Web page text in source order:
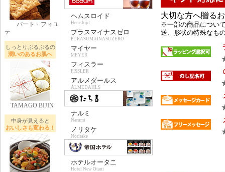
パート・フィユ
テ
しっとりぷるぷるの
潤いのあるお肌へ
TAMAGO BIJIN
中身が見えると
おいしさも変わる！
ヘムスロイド
Hemslojd
プラスマイナスゼロ
PURASUMAINASUZERO
マイヤー
MEYER
フィスラー
FISSLER
アルメダールス
ALMEDAHLS
ナルミ
Narumi
ノリタケ
Noritake
ホテルオータニ
Hotel New Otani
大切な方へ贈る
※一部の商品につい
送、形状の特殊なも